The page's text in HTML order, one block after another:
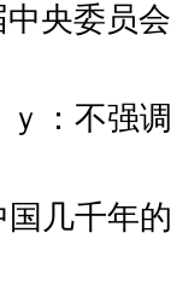
央委员
：不强
几千年